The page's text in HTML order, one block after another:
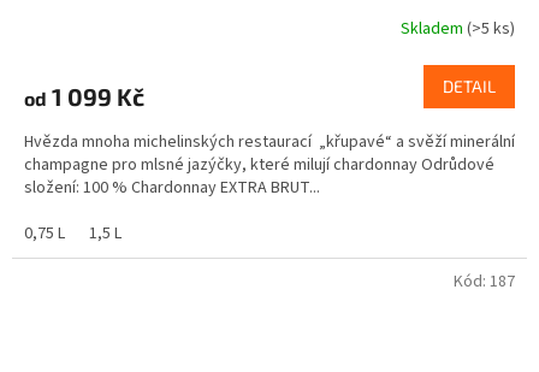
Skladem (>5 ks)
od 1 099 Kč DETAIL
Hvězda mnoha michelinských restaurací „křupavé“ a svěží minerální
champagne pro mlsné jazýčky, které milují chardonnay Odrůdové
složení: 100 % Chardonnay EXTRA BRUT...
0,75 L
1,5 L
Kód: 187